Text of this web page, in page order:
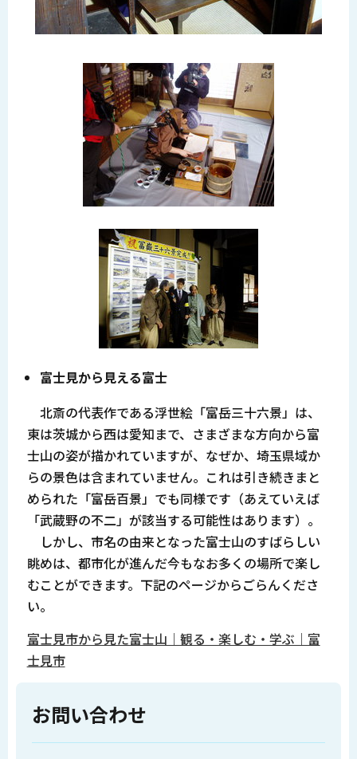
富士見から見える富士
北斎の代表作である浮世絵「富岳三十六景」は、
東は茨城から西は愛知まで、さまざまな方向から富
士山の姿が描かれていますが、なぜか、埼玉県域か
らの景色は含まれていません。これは引き続きまと
められた「富岳百景」でも同様です（あえていえば
「武蔵野の不二」が該当する可能性はあります）。
しかし、市名の由来となった富士山のすばらしい
眺めは、都市化が進んだ今もなお多くの場所で楽し
むことができます。下記のページからごらんくださ
い。
富士見市から見た富士山｜観る・楽しむ・学ぶ｜富
士見市
お問い合わせ